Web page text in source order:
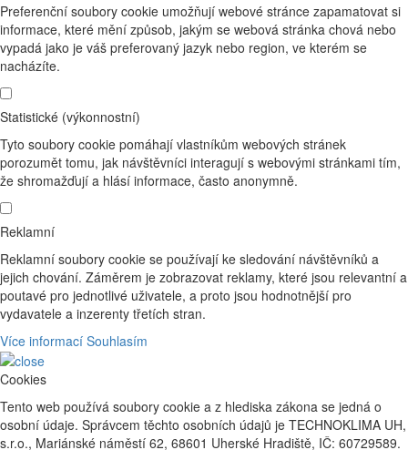
Preferenční soubory cookie umožňují webové stránce zapamatovat si
informace, které mění způsob, jakým se webová stránka chová nebo
vypadá jako je váš preferovaný jazyk nebo region, ve kterém se
nacházíte.
Statistické (výkonnostní)
Tyto soubory cookie pomáhají vlastníkům webových stránek
porozumět tomu, jak návštěvníci interagují s webovými stránkami tím,
že shromažďují a hlásí informace, často anonymně.
Reklamní
Reklamní soubory cookie se používají ke sledování návštěvníků a
jejich chování. Záměrem je zobrazovat reklamy, které jsou relevantní a
poutavé pro jednotlivé uživatele, a proto jsou hodnotnější pro
vydavatele a inzerenty třetích stran.
Více informací Souhlasím
Cookies
Tento web používá soubory cookie a z hlediska zákona se jedná o
osobní údaje. Správcem těchto osobních údajů je TECHNOKLIMA UH,
s.r.o., Mariánské náměstí 62, 68601 Uherské Hradiště, IČ: 60729589.